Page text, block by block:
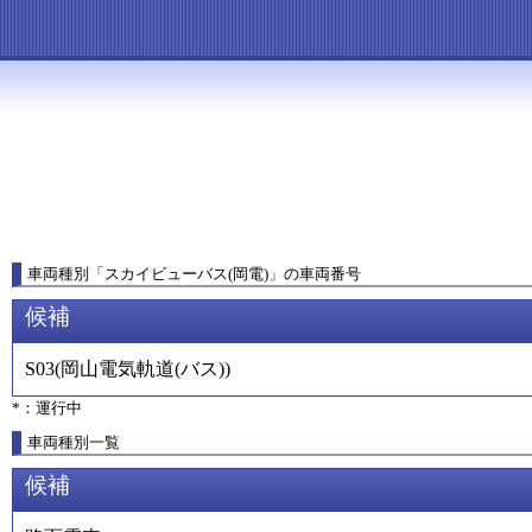
車両種別 「 スカイビューバス(岡電) 」 の車両番号
候補
S03(岡山電気軌道(バス))
*：運行中
車両種別一覧
候補